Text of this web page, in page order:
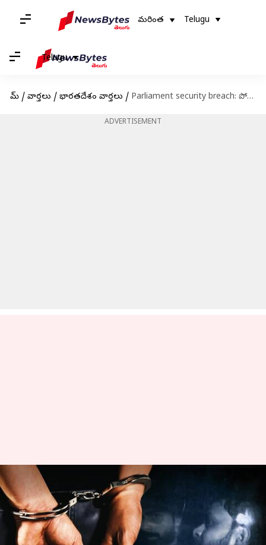
మరింత Telugu
Telugu
హోమ్ / వార్తలు / భారతదేశం వార్తలు / Parliament security breach: పోలీసుల అదుపులో ఇద్దరు అనుమానితులు.. 'సీన్‌ రీక్రియేషన్‌'కు ప్లాన్‌..!
ADVERTISEMENT
Parliament security breach:
పోలీసుల అదుపులో ఇద్దరు
అనుమానితులు.. 'సీన్‌ రీక్రియేషన్‌'కు
ప్లాన్‌..!